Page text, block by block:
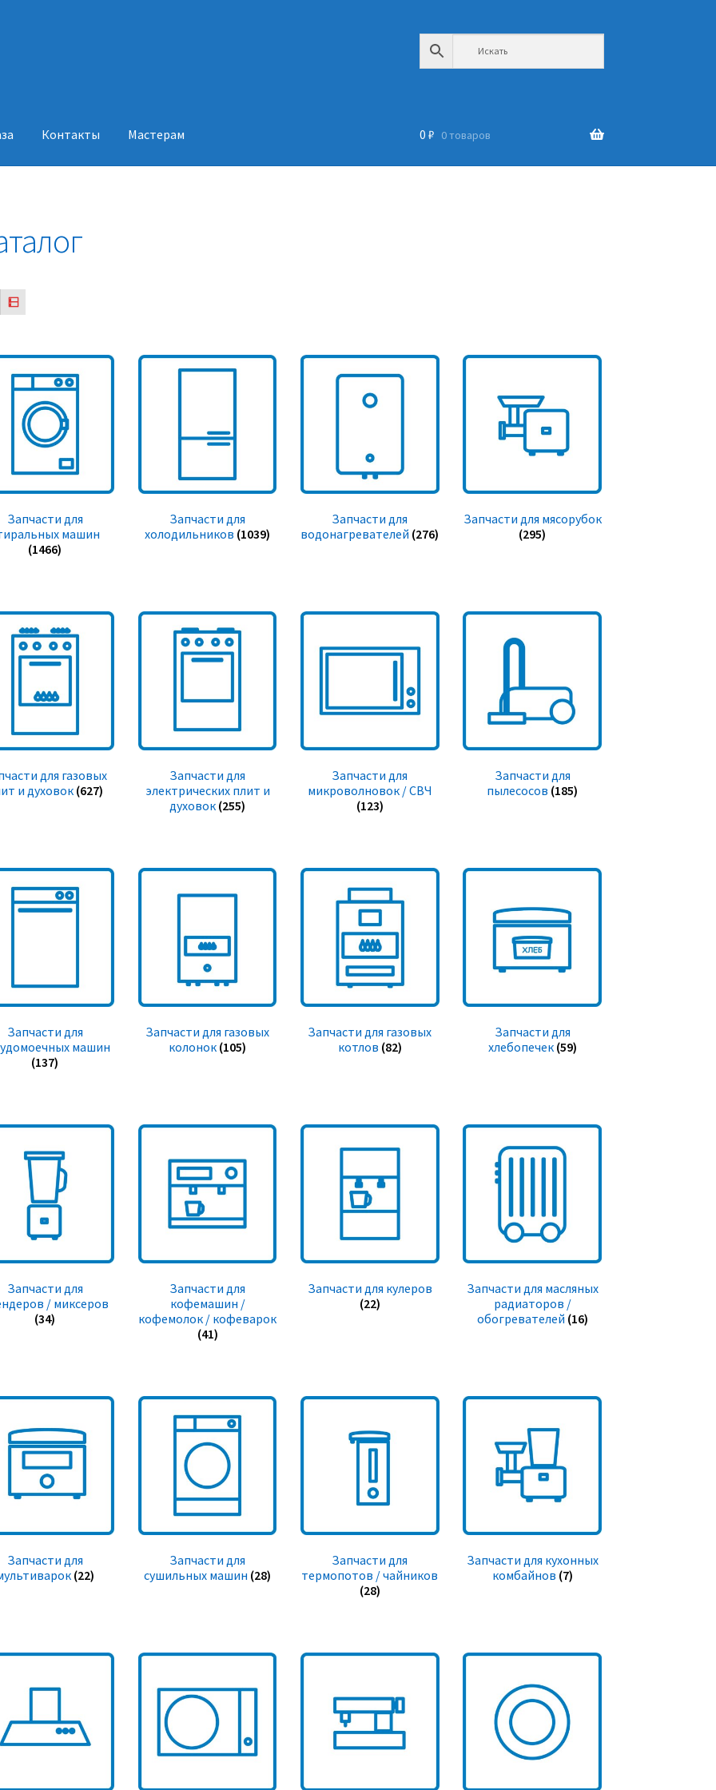
Контакты Мастерам 0 ₽ 0 товаров
Запчасти для
машин
(1466)
Запчасти для
холодильников (1039)
Запчасти для
водонагревателей (276)
Запчасти для мясорубок
(295)
для газовых
и духовок (627)
Запчасти для
электрических плит и
духовок (255)
Запчасти для
микроволновок / СВЧ
(123)
Запчасти для
пылесосов (185)
Запчасти для
машин
(137)
Запчасти для газовых
колонок (105)
Запчасти для газовых
котлов (82)
Запчасти для
хлебопечек (59)
Запчасти для
/ миксеров
(34)
Запчасти для
кофемашин /
кофемолок / кофеварок
(41)
Запчасти для кулеров
(22)
Запчасти для масляных
радиаторов /
обогревателей (16)
Запчасти для
(22)
Запчасти для
сушильных машин (28)
Запчасти для
термопотов / чайников
(28)
Запчасти для кухонных
комбайнов (7)